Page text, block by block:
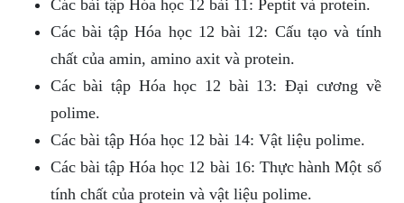
Các bài tập Hóa học 12 bài 11: Peptit và protein.
Các bài tập Hóa học 12 bài 12: Cấu tạo và tính
chất của amin, amino axit và protein.
Các bài tập Hóa học 12 bài 13: Đại cương về
polime.
Các bài tập Hóa học 12 bài 14: Vật liệu polime.
Các bài tập Hóa học 12 bài 16: Thực hành Một số
tính chất của protein và vật liệu polime.